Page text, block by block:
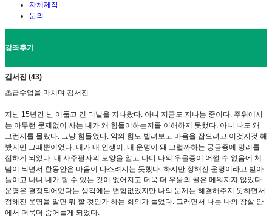
자체제작
문의
강좌후기
김서진 (43)
초급수업을 마치며 김서진
지난 15년간 난 어둡고 긴 터널을 지나왔다. 아니 지금도 지나는 중이다. 주위에서
는 아무런 문제없이 사는 내가 왜 힘들어하는지를 이해하지 못했다. 아니 나도 왜
그런지를 몰랐다. 그냥 힘들었다. 약의 힘도 빌려보고 마음을 잡으려고 이것저것 해
봤지만 그때뿐이었다. 내가 내 인생이, 내 운명이 왜 그럴까하는 궁금증에 명리를
접하게 되었다. 내 사주팔자의 모양을 알고 나니 나의 우울증이 어쩔 수 없음에 체
념이 되면서 한동안은 마음이 다스려지는 듯했다. 하지만 정해진 운명이라고 받아
들이고 나니 내가 할 수 있는 것이 없어지고 더욱 더 우울의 골은 메워지지 않았다.
운명은 결정되어있다는 생각에는 변함없었지만 나의 문제는 해결해주지 못하면서
정해진 운명을 알면 뭐 할 것인가 하는 회의가 들었다. 그러면서 나는 나의 창살 안
에서 더욱더 숨어들게 되었다.